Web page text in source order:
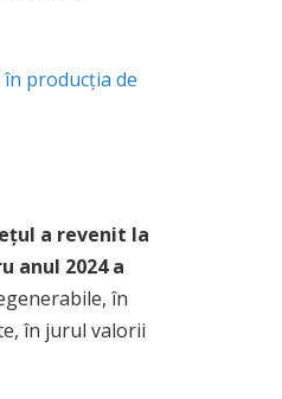
producția de
a revenit la
anul 2024 a
în
în jurul valorii